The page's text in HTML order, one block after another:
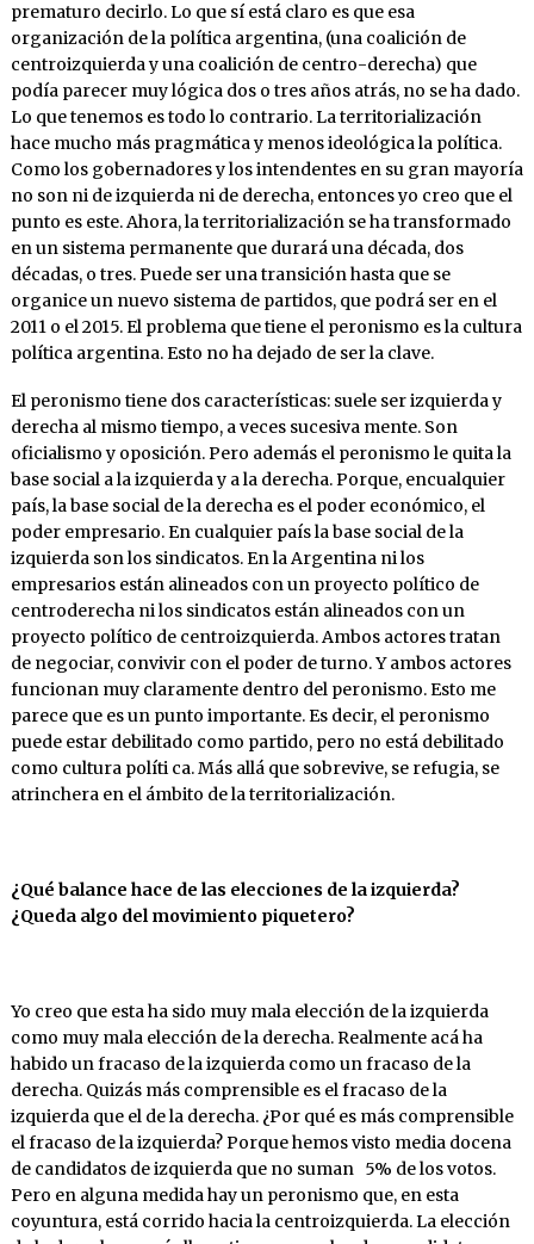
prematuro decirlo. Lo que sí está claro es que esa
organización de la política argentina, (una coalición de
centroizquierda y una coalición de centro-derecha) que
podía parecer muy lógica dos o tres años atrás, no se ha dado.
Lo que tenemos es todo lo contrario. La territorialización
hace mucho más pragmática y menos ideológica la política.
Como los gobernadores y los intendentes en su gran mayoría
no son ni de izquierda ni de derecha, entonces yo creo que el
punto es este. Ahora, la territorialización se ha transformado
en un sistema permanente que durará una década, dos
décadas, o tres. Puede ser una transición hasta que se
organice un nuevo sistema de partidos, que podrá ser en el
2011 o el 2015. El problema que tiene el peronismo es la cultura
política argentina. Esto no ha dejado de ser la clave.
El peronismo tiene dos características: suele ser izquierda y
derecha al mismo tiempo, a veces sucesiva mente. Son
oficialismo y oposición. Pero además el peronismo le quita la
base social a la izquierda y a la derecha. Porque, encualquier
país, la base social de la derecha es el poder económico, el
poder empresario. En cualquier país la base social de la
izquierda son los sindicatos. En la Argentina ni los
empresarios están alineados con un proyecto político de
centroderecha ni los sindicatos están alineados con un
proyecto político de centroizquierda. Ambos actores tratan
de negociar, convivir con el poder de turno. Y ambos actores
funcionan muy claramente dentro del peronismo. Esto me
parece que es un punto importante. Es decir, el peronismo
puede estar debilitado como partido, pero no está debilitado
como cultura políti ca. Más allá que sobrevive, se refugia, se
atrinchera en el ámbito de la territorialización.
¿Qué balance hace de las elecciones de la izquierda?
¿Queda algo del movimiento piquetero?
Yo creo que esta ha sido muy mala elección de la izquierda
como muy mala elección de la derecha. Realmente acá ha
habido un fracaso de la izquierda como un fracaso de la
derecha. Quizás más comprensible es el fracaso de la
izquierda que el de la derecha. ¿Por qué es más comprensible
el fracaso de la izquierda? Porque hemos visto media docena
de candidatos de izquierda que no suman 5% de los votos.
Pero en alguna medida hay un peronismo que, en esta
coyuntura, está corrido hacia la centroizquierda. La elección